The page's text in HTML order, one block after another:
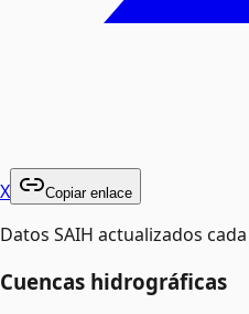
X Copiar enlace
Datos SAIH actualizados
Cuencas hidrográficas